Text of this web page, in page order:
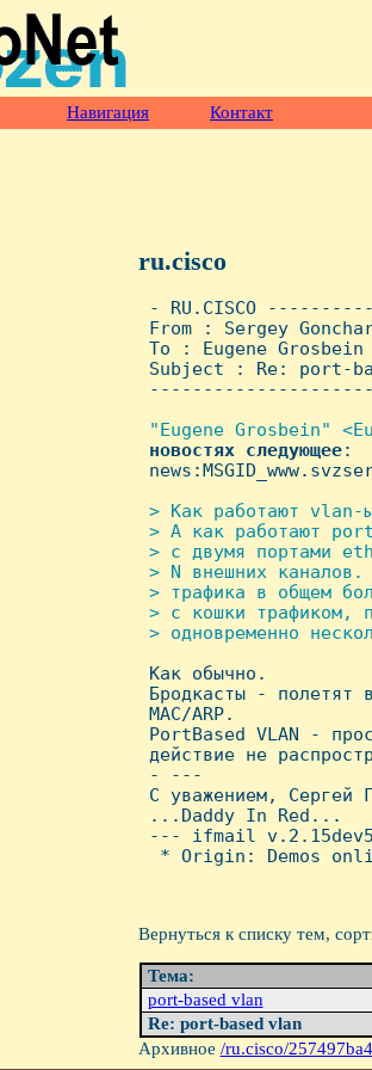
Навигация Контакт
ru.cisco
- RU.CISCO
From : Sergey
To : Eugene Grosbein
Subject : Re: port-
"Eugene Grosbein"
новостях
следующее:
> Как работают
> А как работают
> с двумя портами
> N внешних
> трафика в общем
> с кошки трафиком,
> одновременно
Как обычно.
Бродкасты - полетят
MAC/ARP.
PortBased VLAN -
действие не
- ---
С уважением, Сергей
...Daddy In Red...
--- ifmail
* Origin: Demos
Вернуться к списку тем,
Тема:
port-based vlan
Re: port-based vlan
Архивное /ru.cisco/